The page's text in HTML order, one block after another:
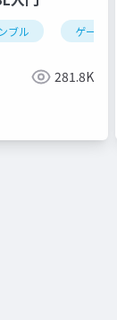
ブル ゲーム制
281.8K